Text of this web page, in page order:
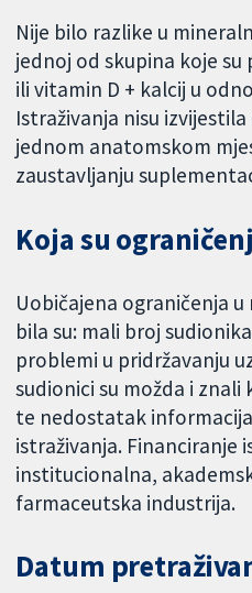
Nije bilo razlike u
jednoj od skupina koje
ili vitamin D + kalcij u
Istraživanja nisu
jednom anatomskom
zaustavljanju
Koja su
Uobičajena ograničenja
bila su: mali broj
problemi u pridržavanju
sudionici su možda i
te nedostatak
istraživanja. Financiranje
institucionalna,
farmaceutska industrija.
Datum